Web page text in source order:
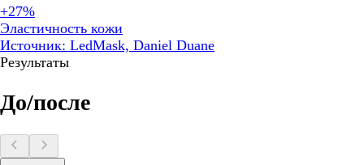
+27%
Эластичность кожи
Источник: LedMask, Daniel Duane
Результаты
До/после